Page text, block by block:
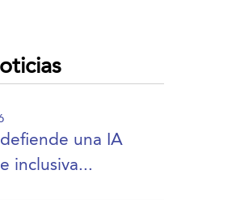
defiende una IA
inclusiva...